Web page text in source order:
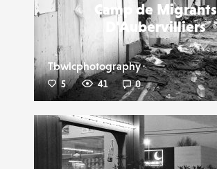
Camp de Migrants
D'Aubervilliers
Tbwlcphotography
5 41 0